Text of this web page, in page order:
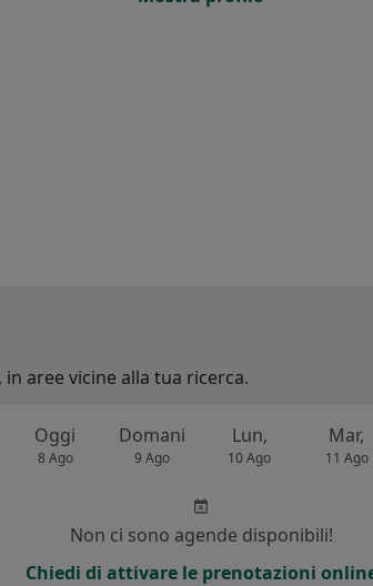
aree vicine alla tua ricerca.
Oggi
8 Ago
Domani
9 Ago
Lun,
10 Ago
Mar,
11 Ago
Non ci sono agende disponibili!
Chiedi di attivare le prenotazioni